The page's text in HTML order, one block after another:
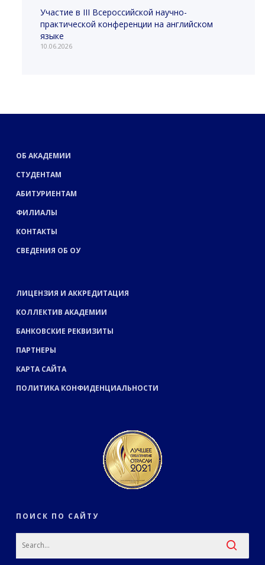
Участие в III Всероссийской научно-
практической конференции на английском
языке
10.06.2026
ОБ АКАДЕМИИ
СТУДЕНТАМ
АБИТУРИЕНТАМ
ФИЛИАЛЫ
КОНТАКТЫ
СВЕДЕНИЯ ОБ ОУ
ЛИЦЕНЗИЯ И АККРЕДИТАЦИЯ
КОЛЛЕКТИВ АКАДЕМИИ
БАНКОВСКИЕ РЕКВИЗИТЫ
ПАРТНЕРЫ
КАРТА САЙТА
ПОЛИТИКА КОНФИДЕНЦИАЛЬНОСТИ
ПОИСК ПО САЙТУ